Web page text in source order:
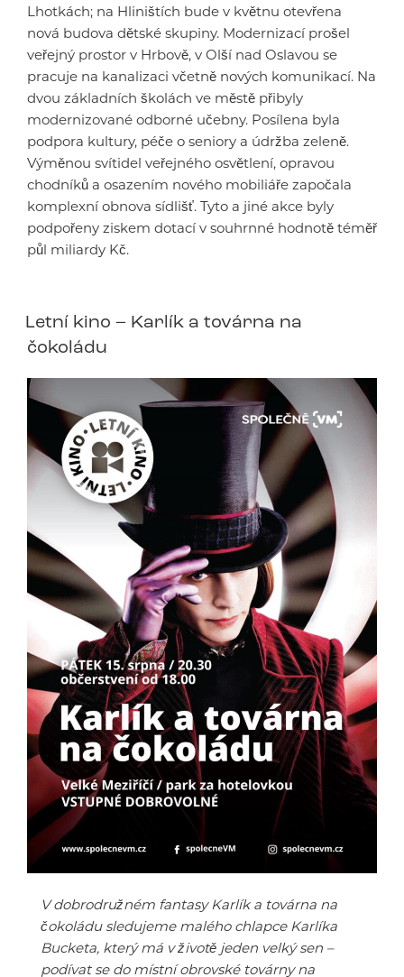
Lhotkách; na Hliništích bude v květnu otevřena
nová budova dětské skupiny. Modernizací prošel
veřejný prostor v Hrbově, v Olší nad Oslavou se
pracuje na kanalizaci včetně nových komunikací. Na
dvou základních školách ve městě přibyly
modernizované odborné učebny. Posílena byla
podpora kultury, péče o seniory a údržba zeleně.
Výměnou svítidel veřejného osvětlení, opravou
chodníků a osazením nového mobiliáře započala
komplexní obnova sídlišť. Tyto a jiné akce byly
podpořeny ziskem dotací v souhrnné hodnotě téměř
půl miliardy Kč.
Letní kino – Karlík a továrna na
čokoládu
V dobrodružném fantasy Karlík a továrna na
čokoládu sledujeme malého chlapce Karlíka
Bucketa, který má v životě jeden velký sen –
podívat se do místní obrovské továrny na